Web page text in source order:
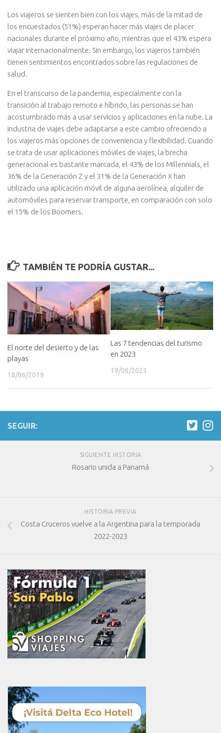
Los viajeros se sienten bien con los viajes, más de la mitad de
los encuestados (51%) esperan hacer más viajes de placer
nacionales durante el próximo año, mientras que el 43% espera
viajar internacionalmente. Sin embargo, los viajeros también
tienen sentimientos encontrados sobre las regulaciones de
salud.
En el transcurso de la pandemia, especialmente con la
transición al trabajo remoto e híbrido, las personas se han
acostumbrado más a usar servicios y aplicaciones en la nube. La
industria de viajes debe adaptarse a este cambio ofreciendo a
los viajeros más opciones de conveniencia y flexibilidad. Cuando
se trata de usar aplicaciones móviles de viajes, la brecha
generacional es bastante marcada, el 43% de los Millennials, el
36% de la Generación Z y el 31% de la Generación X han
utilizado una aplicación móvil de alguna aerolínea, alquiler de
automóviles para reservar transporte, en comparación con solo
el 15% de los Boomers.
TAMBIÉN TE PODRÍA GUSTAR...
El norte del desierto y de las
playas
18/06/2019
Las 7 tendencias del turismo
en 2023
19/08/2023
SEGUIR:
SIGUIENTE HISTORIA
Rosario unida a Panamá
HISTORIA PREVIA
Costa Cruceros vuelve a la Argentina para la temporada
2022-2023